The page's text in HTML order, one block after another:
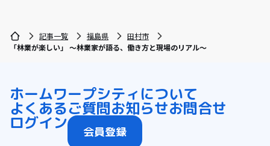
記事一覧 福島県
田村市
「林業が楽しい」 〜林業家が語る、働き方と現場のリアル～
ホームワープシティについて
よくあるご質問お知らせお問合せ
ログイン 会員登録